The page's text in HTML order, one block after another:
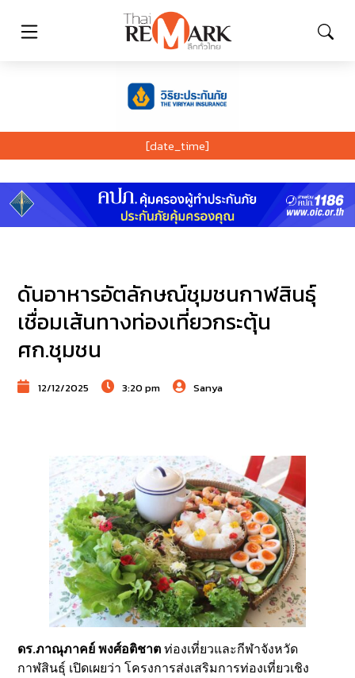
[date_time]
ดันอาหารอัตลักษณ์ชุมชนกาฬสินธุ์
เชื่อมเส้นทางท่องเที่ยวกระตุ้น
ศก.ชุมชน
12/12/2025 3:20 pm Sanya
ดร.ภาณุภาคย์ พงศ์อติชาต ท่องเที่ยวและกีฬาจังหวัด
กาฬสินธุ์ เปิดเผยว่า โครงการส่งเสริมการท่องเที่ยวเชิง